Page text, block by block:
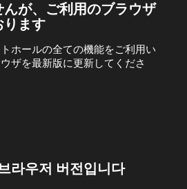
が、ご利用のブラウザ
ります
ホールの全ての機能をご利用い
ザを最新版に更新してくださ
라우저 버전입니다